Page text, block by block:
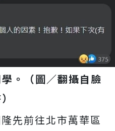
。（圖／翻攝自臉
先前往北市萬華區